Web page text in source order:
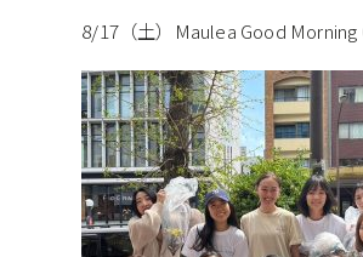
8/17（土）Maulea Good Morning